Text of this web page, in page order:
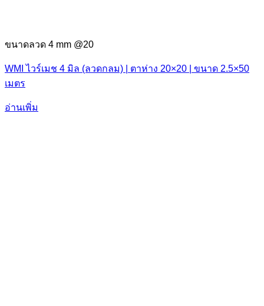
ขนาดลวด 4 mm @20
WMI ไวร์เมช 4 มิล (ลวดกลม) | ตาห่าง 20×20 | ขนาด 2.5×50
เมตร
อ่านเพิ่ม